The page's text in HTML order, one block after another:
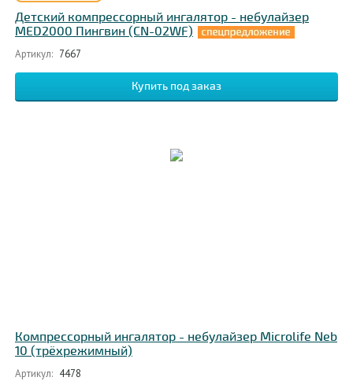
Детский компрессорный ингалятор - небулайзер
MED2000 Пингвин (CN-02WF)
Артикул: 7667
Компрессорный ингалятор - небулайзер Microlife Neb
10 (трёхрежимный)
Артикул: 4478